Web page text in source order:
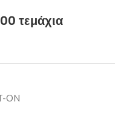
τεμάχια
ON